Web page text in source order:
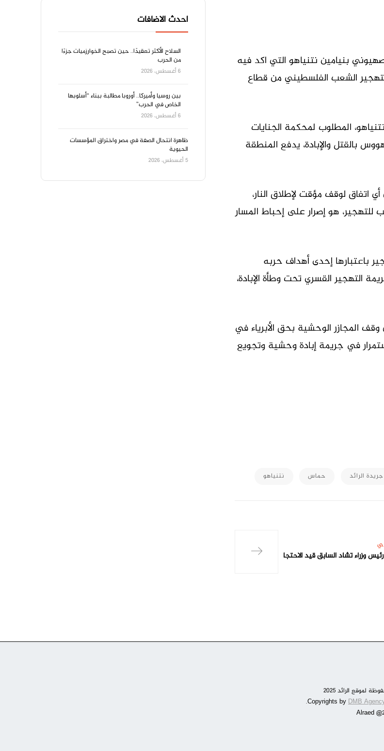
بنيامين نتنياهو التي اكد فيه
الشعب الفلسطيني من قطاع
المطلوب لمحكمة الجنايات
بالقتل والإبادة، يدفع المنطقة
اتفاق لوقف مؤقت لإطلاق النار،
هو إصرار على إحباط المسار
باعتبارها إحدى أهداف حربه
التهجير القسري تحت وطأة الإبادة،
المجازر الوحشية بحق الأبرياء في
في جريمة إبادة وحشية وتجويع
جريدة الرائد حماس نتنياهو
وزراء تشاد السابق قيد الاحتجا
احدث الاضافات
السلاح الأكثر تعقيدًا.. حين تصبح الخوارزميات جزءًا
من الحرب
6 أغسطس، 2026
بين روسيا وأميركا.. أوروبا مطالبة ببناء “أسلوبها
الخاص في الحرب”
6 أغسطس، 2026
ظاهرة انتحال الصفة في مصر واختراق المؤسسات
الحيوية
5 أغسطس، 2026
لموقع الرائد 2025
DMB
Alraed